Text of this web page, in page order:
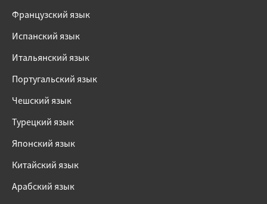
Французский язык
Испанский язык
Итальянский язык
Португальский язык
Чешский язык
Турецкий язык
Японский язык
Китайский язык
Арабский язык